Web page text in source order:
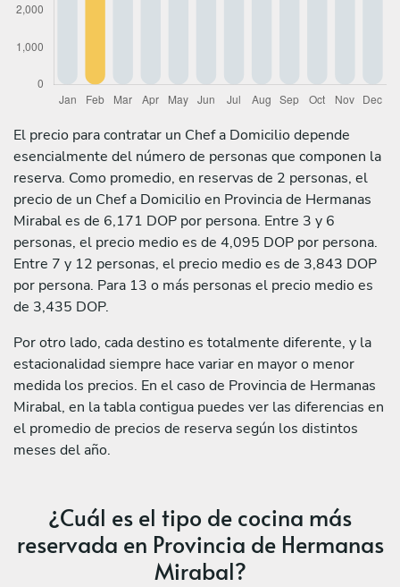
El precio para contratar un Chef a Domicilio depende
esencialmente del número de personas que componen la
reserva. Como promedio, en reservas de 2 personas, el
precio de un Chef a Domicilio en Provincia de Hermanas
Mirabal es de 6,171 DOP por persona. Entre 3 y 6
personas, el precio medio es de 4,095 DOP por persona.
Entre 7 y 12 personas, el precio medio es de 3,843 DOP
por persona. Para 13 o más personas el precio medio es
de 3,435 DOP.
Por otro lado, cada destino es totalmente diferente, y la
estacionalidad siempre hace variar en mayor o menor
medida los precios. En el caso de Provincia de Hermanas
Mirabal, en la tabla contigua puedes ver las diferencias en
el promedio de precios de reserva según los distintos
meses del año.
¿Cuál es el tipo de cocina más
reservada en Provincia de Hermanas
Mirabal?